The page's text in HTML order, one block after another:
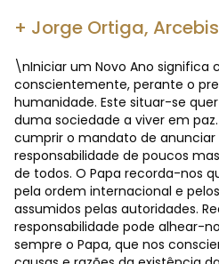
+ Jorge Ortiga,
\nIniciar um Novo Ano significa
conscientemente, perante o
humanidade. Este situar-se
duma sociedade a viver em
cumprir o mandato de anunciar
responsabilidade de poucos
de todos. O Papa recorda-nos
pela ordem internacional e
assumidos pelas autoridades.
responsabilidade pode alhear-
sempre o Papa, que nos